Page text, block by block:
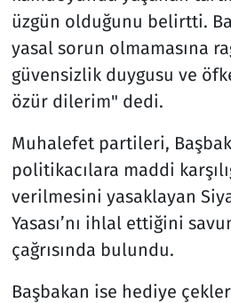
üzgün olduğunu belirtti.
yasal sorun olmamasına
güvensizlik duygusu ve
özür dilerim" dedi.
Muhalefet partileri,
politikacılara maddi
verilmesini yasaklayan
Yasası’nı ihlal ettiğini
çağrısında bulundu.
Başbakan ise hediye